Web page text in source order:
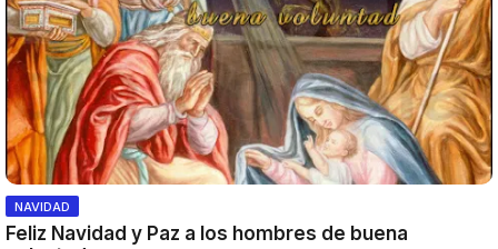
NAVIDAD
Feliz Navidad y Paz a los hombres de buena